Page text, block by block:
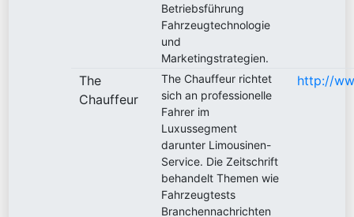
Betriebsführung
Fahrzeugtechnologie
und
Marketingstrategien.
The
Chauffeur
The Chauffeur richtet
sich an professionelle
Fahrer im
Luxussegment
darunter Limousinen-
Service. Die Zeitschrift
behandelt Themen wie
Fahrzeugtests
Branchennachrichten
http://